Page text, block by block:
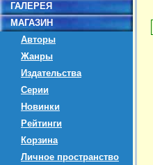
ГАЛЕРЕЯ
МАГАЗИН
Авторы
Жанры
Издательства
Серии
Новинки
Рейтинги
Корзина
Личное пространство